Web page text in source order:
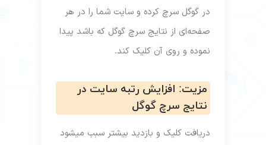
در گوگل سرچ کرده و سایت شما را در هر
صفحه‌ای از نتایج سرچ گوگل که باشد پیدا
نموده و روی آن کلیک کند.
مزیت: افزایش رتبه سایت در
نتایج سرچ گوگل
دریافت کلیک و بازدید بیشتر سبب میشود